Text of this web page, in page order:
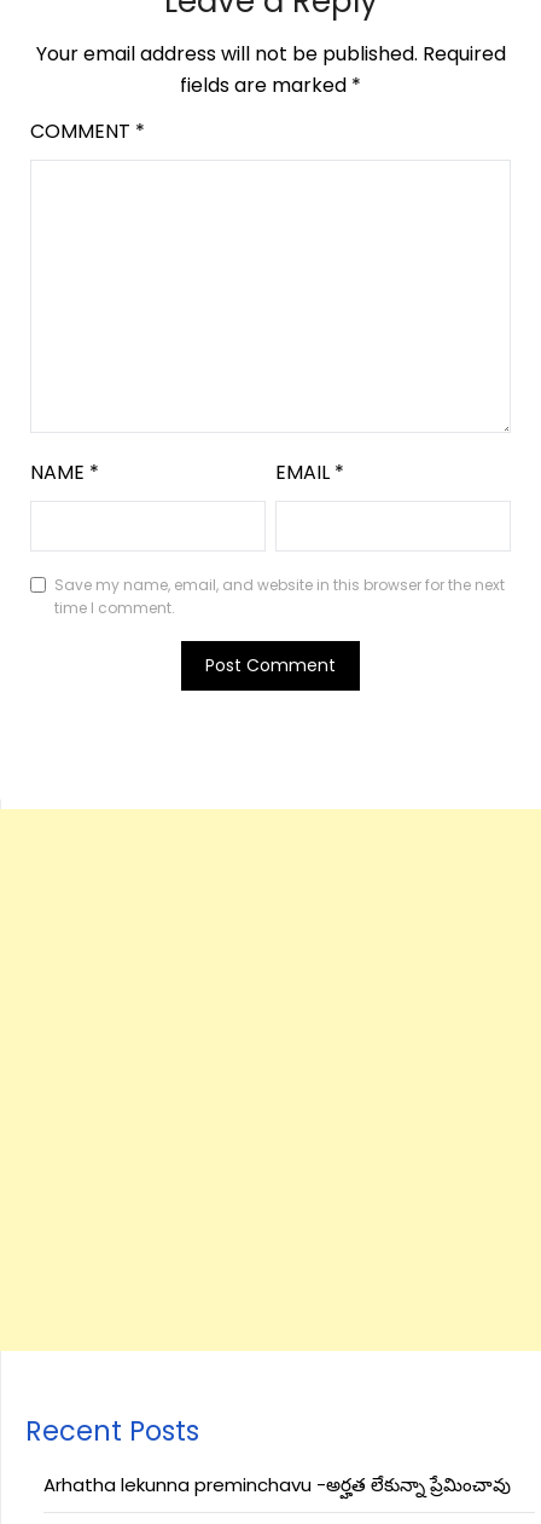
Your email address will not be published. Required
fields are marked *
COMMENT *
NAME * EMAIL *
Save my name, email, and website in this browser for the next
time I comment.
Recent Posts
Arhatha lekunna preminchavu -అర్హత లేకున్నా ప్రేమించావు